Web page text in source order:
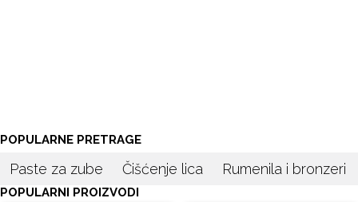
POPULARNE PRETRAGE
Paste za zube Čišćenje lica Rumenila i bronzeri
POPULARNI PROIZVODI